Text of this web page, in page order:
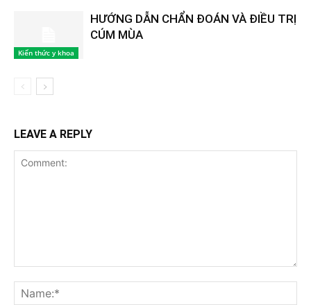
Kiến thức y khoa
HƯỚNG DẪN CHẨN ĐOÁN VÀ ĐIỀU TRỊ
CÚM MÙA
LEAVE A REPLY